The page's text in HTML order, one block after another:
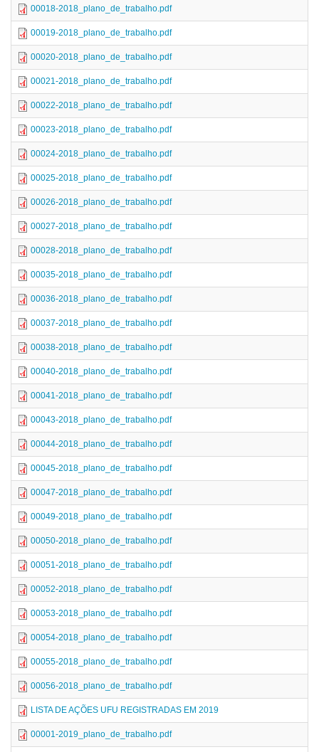
00018-2018_plano_de_trabalho.pdf
00019-2018_plano_de_trabalho.pdf
00020-2018_plano_de_trabalho.pdf
00021-2018_plano_de_trabalho.pdf
00022-2018_plano_de_trabalho.pdf
00023-2018_plano_de_trabalho.pdf
00024-2018_plano_de_trabalho.pdf
00025-2018_plano_de_trabalho.pdf
00026-2018_plano_de_trabalho.pdf
00027-2018_plano_de_trabalho.pdf
00028-2018_plano_de_trabalho.pdf
00035-2018_plano_de_trabalho.pdf
00036-2018_plano_de_trabalho.pdf
00037-2018_plano_de_trabalho.pdf
00038-2018_plano_de_trabalho.pdf
00040-2018_plano_de_trabalho.pdf
00041-2018_plano_de_trabalho.pdf
00043-2018_plano_de_trabalho.pdf
00044-2018_plano_de_trabalho.pdf
00045-2018_plano_de_trabalho.pdf
00047-2018_plano_de_trabalho.pdf
00049-2018_plano_de_trabalho.pdf
00050-2018_plano_de_trabalho.pdf
00051-2018_plano_de_trabalho.pdf
00052-2018_plano_de_trabalho.pdf
00053-2018_plano_de_trabalho.pdf
00054-2018_plano_de_trabalho.pdf
00055-2018_plano_de_trabalho.pdf
00056-2018_plano_de_trabalho.pdf
LISTA DE AÇÕES UFU REGISTRADAS EM 2019
00001-2019_plano_de_trabalho.pdf